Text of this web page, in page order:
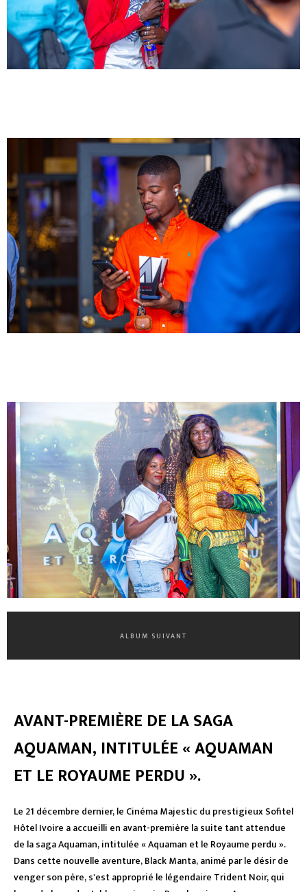
ALBUM SUIVANT
AVANT-PREMIÈRE DE LA SAGA
AQUAMAN, INTITULÉE « AQUAMAN
ET LE ROYAUME PERDU ».
Le 21 décembre dernier, le Cinéma Majestic du prestigieux Sofitel
Hôtel Ivoire a accueilli en avant-première la suite tant attendue
de la saga Aquaman, intitulée « Aquaman et le Royaume perdu ».
Dans cette nouvelle aventure, Black Manta, animé par le désir de
venger son père, s'est approprié le légendaire Trident Noir, qui